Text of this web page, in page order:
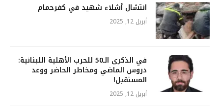
انتشال أشلاء شهيد في كفرحمام
أبريل 12, 2025
في الذكرى الـ50 للحرب الأهلية اللبنانية:
دروس الماضي ومخاطر الحاضر ووعد
المستقبل!
أبريل 12, 2025